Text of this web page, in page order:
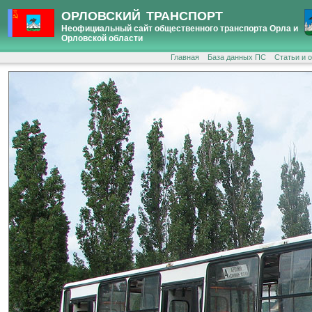
ОРЛОВСКИЙ ТРАНСПОРТ
Неофициальный сайт общественного транспорта Орла и
Орловской области
Главная База данных ПС Статьи и